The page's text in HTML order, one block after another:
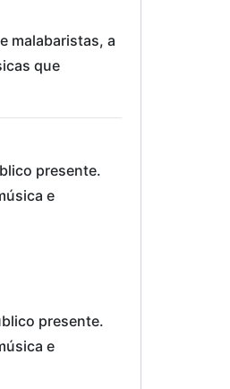
malabaristas, a
que
presente.
e
presente.
e